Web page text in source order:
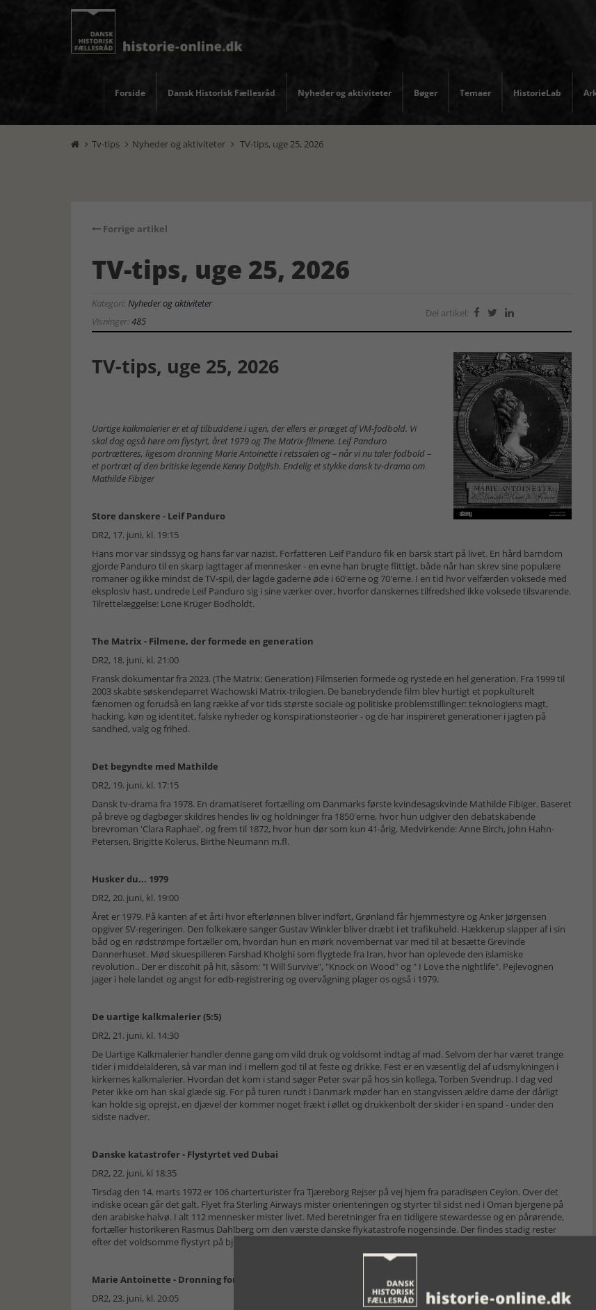
Forside Dansk Historisk Fællesråd Nyheder og aktiviteter Bøger Temaer HistorieLab
 Tv-tips  Nyheder og aktiviteter  TV-tips, uge 25, 2026
Forrige artikel
TV-tips, uge 25, 2026
Kategori:Nyheder og aktiviteter
Visninger:485
Del artikel:   
TV-tips, uge 25, 2026
Uartige kalkmalerier er et af tilbuddene i ugen, der ellers er præget af VM-fodbold. Vi
skal dog også høre om flystyrt, året 1979 og The Matrix-filmene. Leif Panduro
portrætteres, ligesom dronning Marie Antoinette i retssalen og – når vi nu taler fodbold –
et portræt af den britiske legende Kenny Dalglish. Endelig et stykke dansk tv-drama om
Mathilde Fibiger
Store danskere - Leif Panduro
DR2, 17. juni, kl. 19:15
Hans mor var sindssyg og hans far var nazist. Forfatteren Leif Panduro fik en barsk start på livet. En hård barndom
gjorde Panduro til en skarp iagttager af mennesker - en evne han brugte flittigt, både når han skrev sine populære
romaner og ikke mindst de TV-spil, der lagde gaderne øde i 60'erne og 70'erne. I en tid hvor velfærden voksede med
eksplosiv hast, undrede Leif Panduro sig i sine værker over, hvorfor danskernes tilfredshed ikke voksede tilsvarende.
Tilrettelæggelse: Lone Krüger Bodholdt.
The Matrix - Filmene, der formede en generation
DR2, 18. juni, kl. 21:00
Fransk dokumentar fra 2023. (The Matrix: Generation) Filmserien formede og rystede en hel generation. Fra 1999 til
2003 skabte søskendeparret Wachowski Matrix-trilogien. De banebrydende film blev hurtigt et popkulturelt
fænomen og forudså en lang række af vor tids største sociale og politiske problemstillinger: teknologiens magt,
hacking, køn og identitet, falske nyheder og konspirationsteorier - og de har inspireret generationer i jagten på
sandhed, valg og frihed.
Det begyndte med Mathilde
DR2, 19. juni, kl. 17:15
Dansk tv-drama fra 1978. En dramatiseret fortælling om Danmarks første kvindesagskvinde Mathilde Fibiger. Baseret
på breve og dagbøger skildres hendes liv og holdninger fra 1850'erne, hvor hun udgiver den debatskabende
brevroman 'Clara Raphael', og frem til 1872, hvor hun dør som kun 41-årig. Medvirkende: Anne Birch, John Hahn-
Petersen, Brigitte Kolerus, Birthe Neumann m.fl.
Husker du... 1979
DR2, 20. juni, kl. 19:00
Året er 1979. På kanten af et årti hvor efterlønnen bliver indført, Grønland får hjemmestyre og Anker Jørgensen
opgiver SV-regeringen. Den folkekære sanger Gustav Winkler bliver dræbt i et trafikuheld. Hækkerup slapper af i sin
båd og en rødstrømpe fortæller om, hvordan hun en mørk novembernat var med til at besætte Grevinde
Dannerhuset. Mød skuespilleren Farshad Kholghi som flygtede fra Iran, hvor han oplevede den islamiske
revolution.. Der er discohit på hit, såsom: "I Will Survive", "Knock on Wood" og " I Love the nightlife". Pejlevognen
jager i hele landet og angst for edb-registrering og overvågning plager os også i 1979.
De uartige kalkmalerier (5:5)
DR2, 21. juni, kl. 14:30
De Uartige Kalkmalerier handler denne gang om vild druk og voldsomt indtag af mad. Selvom der har været trange
tider i middelalderen, så var man ind i mellem god til at feste og drikke. Fest er en væsentlig del af udsmykningen i
kirkernes kalkmalerier. Hvordan det kom i stand søger Peter svar på hos sin kollega, Torben Svendrup. I dag ved
Peter ikke om han skal glæde sig. For på turen rundt i Danmark møder han en stangvissen ældre dame der dårligt
kan holde sig oprejst, en djævel der kommer noget frækt i øllet og drukkenbolt der skider i en spand - under den
sidste nadver.
Danske katastrofer - Flystyrtet ved Dubai
DR2, 22. juni, kl 18:35
Tirsdag den 14. marts 1972 er 106 charterturister fra Tjæreborg Rejser på vej hjem fra paradisøen Ceylon. Over det
indiske ocean går det galt. Flyet fra Sterling Airways mister orienteringen og styrter til sidst ned i Oman bjergene på
den arabiske halvø. I alt 112 mennesker mister livet. Med beretninger fra en tidligere stewardesse og en pårørende,
fortæller historikeren Rasmus Dahlberg om den værste danske flykatastrofe nogensinde. Der findes stadig rester
efter det voldsomme flystyrt på bjerget nær Dubai.
Marie Antoinette - Dronning for retten
DR2, 23. juni, kl. 20:05